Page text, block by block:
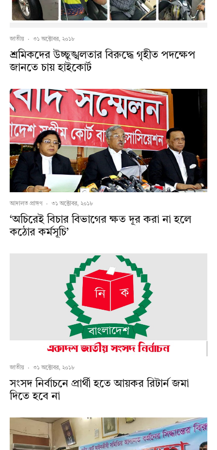
জাতীয় · ৩১ অক্টোবর, ২০১৮
শ্রমিকদের উচ্ছৃঙ্খলতার বিরুদ্ধে গৃহীত পদক্ষেপ
জানতে চায় হাইকোর্ট
আদালত প্রাঙ্গণ · ৩১ অক্টোবর, ২০১৮
‘অচিরেই বিচার বিভাগের ক্ষত দূর করা না হলে
কঠোর কর্মসূচি’
জাতীয় · ৩১ অক্টোবর, ২০১৮
সংসদ নির্বাচনে প্রার্থী হতে আয়কর রিটার্ন জমা
দিতে হবে না